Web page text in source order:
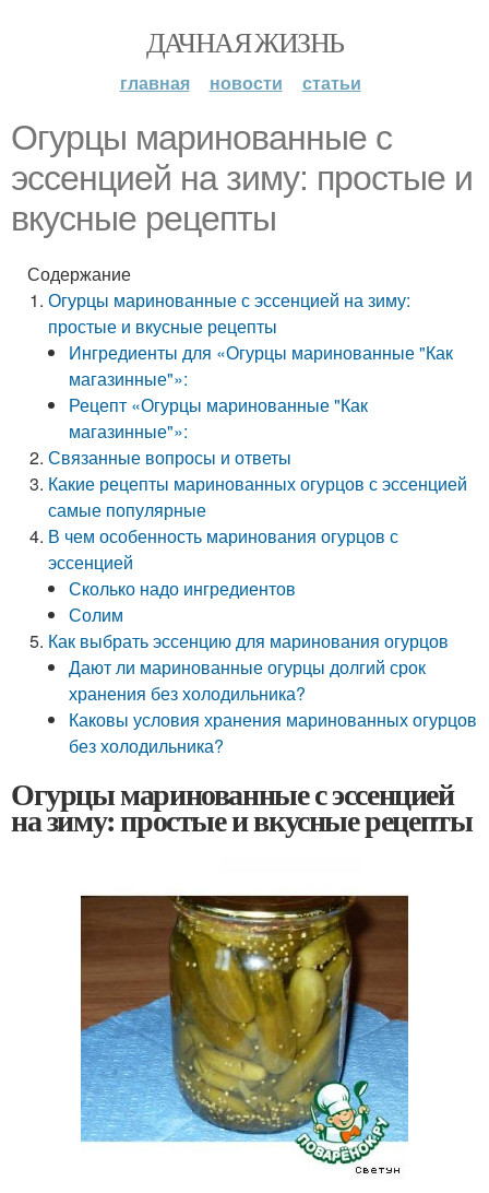
ДАЧНАЯ ЖИЗНЬ
главная новости статьи
Огурцы маринованные с
эссенцией на зиму: простые и
вкусные рецепты
Содержание
Огурцы маринованные с эссенцией на зиму:
простые и вкусные рецепты
Ингредиенты для «Огурцы маринованные "Как
магазинные"»:
Рецепт «Огурцы маринованные "Как
магазинные"»:
Связанные вопросы и ответы
Какие рецепты маринованных огурцов с эссенцией
самые популярные
В чем особенность маринования огурцов с
эссенцией
Сколько надо ингредиентов
Солим
Как выбрать эссенцию для маринования огурцов
Дают ли маринованные огурцы долгий срок
хранения без холодильника?
Каковы условия хранения маринованных огурцов
без холодильника?
Огурцы маринованные с эссенцией
на зиму: простые и вкусные рецепты